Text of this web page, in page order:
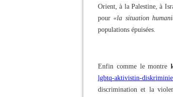
Orient, à la Palestine, à
pour«la situation
populations épuisées.
Enfin comme le montre
lgbtq-aktivistin-
discrimination et la